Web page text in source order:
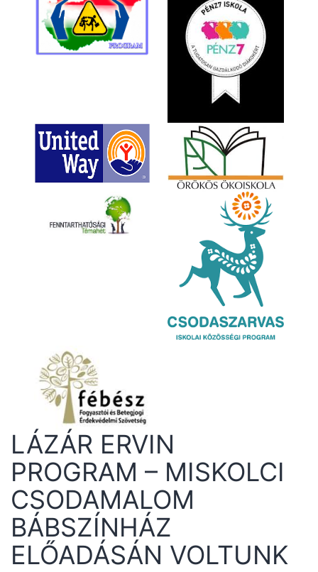
LÁZÁR ERVIN
PROGRAM – MISKOLCI
CSODAMALOM
BÁBSZÍNHÁZ
ELŐADÁSÁN VOLTUNK